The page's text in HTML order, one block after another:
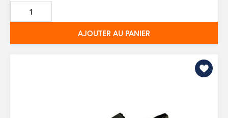
de
base
AJOUTER AU PANIER